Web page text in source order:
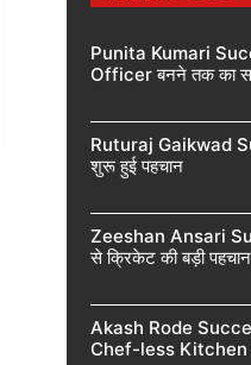
Punita Kumari
Officer बनने तक का
Ruturaj Gaikwad
शुरू हुई पहचान
Zeeshan Ansari
से क्रिकेट की बड़ी
Akash Rode
Chef-less Kitchen